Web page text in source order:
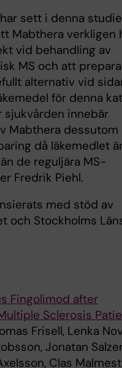
sett i denna
Mabthera verkligen
vid behandling av
MS och att
alternativ vid
för denna
sjukvården innebär
Mabthera dessutom
då läkemedlet
de reguljära MS-
Fredrik Piehl.
med stöd av
och Stockholms
Fingolimod after
Sclerosis
Frisell, Lenka
Jonatan
Clas